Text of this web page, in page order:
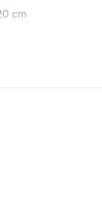
cm
seascape